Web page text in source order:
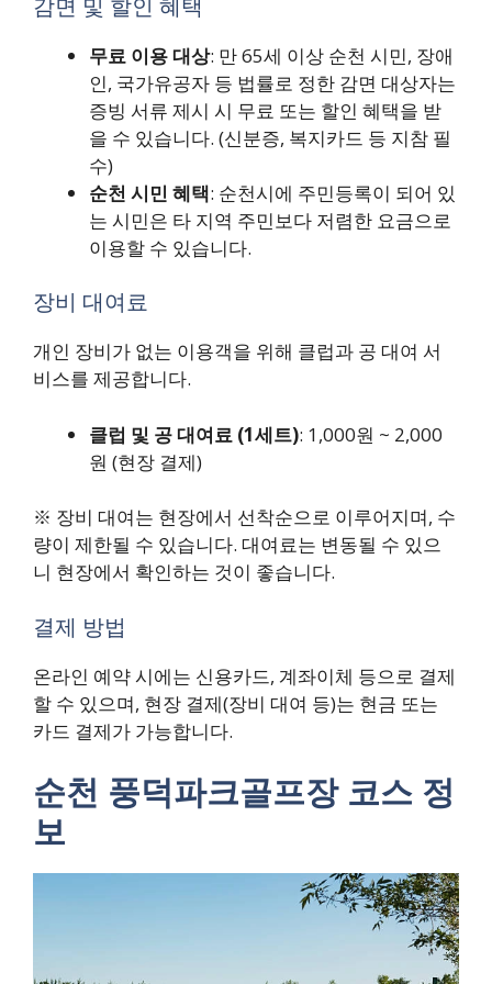
무료 이용 대상: 만 65세 이상 순천 시민, 장애
인, 국가유공자 등 법률로 정한 감면 대상자는
증빙 서류 제시 시 무료 또는 할인 혜택을 받
을 수 있습니다. (신분증, 복지카드 등 지참 필
수)
순천 시민 혜택: 순천시에 주민등록이 되어 있
는 시민은 타 지역 주민보다 저렴한 요금으로
이용할 수 있습니다.
장비 대여료
개인 장비가 없는 이용객을 위해 클럽과 공 대여 서
비스를 제공합니다.
클럽 및 공 대여료 (1세트): 1,000원 ~ 2,000
원 (현장 결제)
※ 장비 대여는 현장에서 선착순으로 이루어지며, 수
량이 제한될 수 있습니다. 대여료는 변동될 수 있으
니 현장에서 확인하는 것이 좋습니다.
결제 방법
온라인 예약 시에는 신용카드, 계좌이체 등으로 결제
할 수 있으며, 현장 결제(장비 대여 등)는 현금 또는
카드 결제가 가능합니다.
순천 풍덕파크골프장 코스 정
보